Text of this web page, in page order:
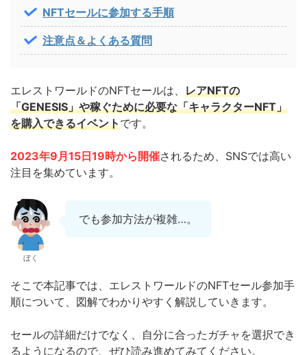
NFTセールに参加する手順
注意点＆よくある質問
エレストワールドのNFTセールは、 レアNFTの
「GENESIS」や稼ぐために必要な「キャラクターNFT」
を購入できるイベントです。
2023年9月15日19時から開催されるため、SNSでは高い
注目を集めています。
ぼく
でも参加方法が複雑…。
そこで本記事では、エレストワールドのNFTセール参加手
順について、図解でわかりやすく解説していきます。
セールの詳細だけでなく、自分に合ったガチャを選択でき
るようになるので、ぜひ読み進めてみてください。